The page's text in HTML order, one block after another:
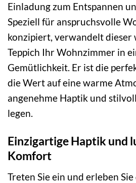
Einladung zum Entspannen
Speziell für anspruchsvolle
konzipiert, verwandelt dieser
Teppich Ihr Wohnzimmer in
Gemütlichkeit. Er ist die
die Wert auf eine warme
angenehme Haptik und
legen.
Einzigartige Haptik und
Komfort
Treten Sie ein und erleben Sie